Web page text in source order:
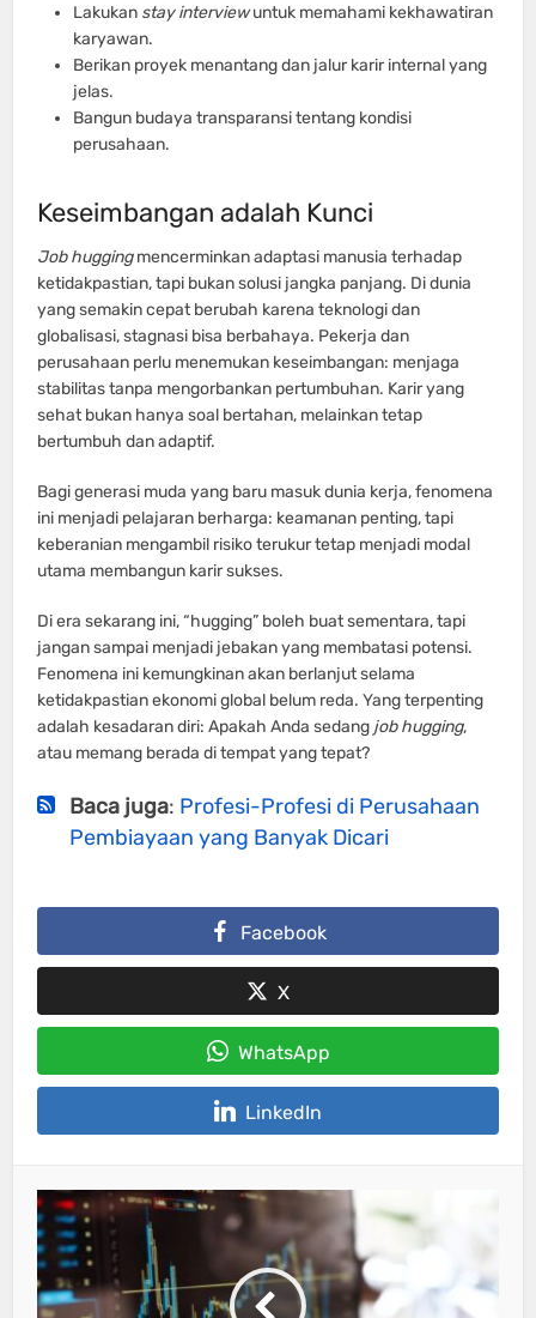
Lakukan stay interviewuntuk memahami kekhawatiran
karyawan.
Berikan proyek menantang dan jalur karir internal yang
jelas.
Bangun budaya transparansi tentang kondisi
perusahaan.
Keseimbangan adalah Kunci
Job huggingmencerminkan adaptasi manusia terhadap
ketidakpastian, tapi bukan solusi jangka panjang. Di dunia
yang semakin cepat berubah karena teknologi dan
globalisasi, stagnasi bisa berbahaya. Pekerja dan
perusahaan perlu menemukan keseimbangan: menjaga
stabilitas tanpa mengorbankan pertumbuhan. Karir yang
sehat bukan hanya soal bertahan, melainkan tetap
bertumbuh dan adaptif.
Bagi generasi muda yang baru masuk dunia kerja, fenomena
ini menjadi pelajaran berharga: keamanan penting, tapi
keberanian mengambil risiko terukur tetap menjadi modal
utama membangun karir sukses.
Di era sekarang ini, “hugging” boleh buat sementara, tapi
jangan sampai menjadi jebakan yang membatasi potensi.
Fenomena ini kemungkinan akan berlanjut selama
ketidakpastian ekonomi global belum reda. Yang terpenting
adalah kesadaran diri: Apakah Anda sedang job hugging,
atau memang berada di tempat yang tepat?
Baca juga: Profesi-Profesi di Perusahaan
Pembiayaan yang Banyak Dicari
Facebook
X
WhatsApp
LinkedIn